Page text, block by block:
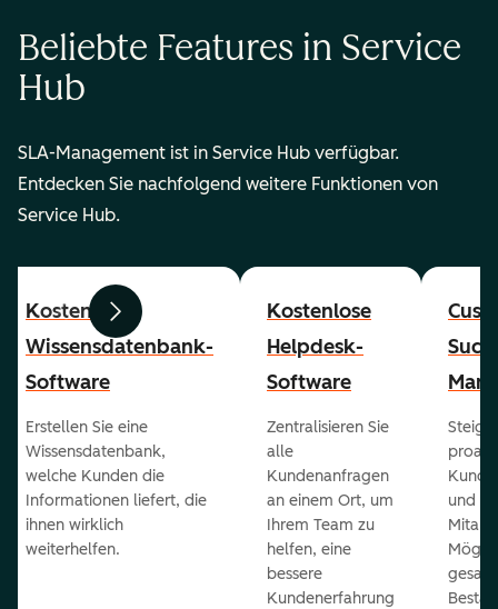
Beliebte Features in Service
Hub
SLA-Management ist in Service Hub verfügbar.
Entdecken Sie nachfolgend weitere Funktionen von
Service Hub.
ZurückWeiter
Kostenlose
Wissensdatenbank-
Software
Erstellen Sie eine
Wissensdatenbank,
welche Kunden die
Informationen liefert, die
ihnen wirklich
weiterhelfen.
Kostenlose
Helpdesk-
Software
Zentralisieren Sie
alle
Kundenanfragen
an einem Ort, um
Ihrem Team zu
helfen, eine
bessere
Kundenerfahrung
und